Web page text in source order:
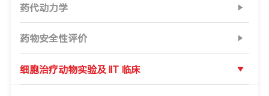
药代动力学
药物安全性评价
细胞治疗动物实验及 IIT 临床